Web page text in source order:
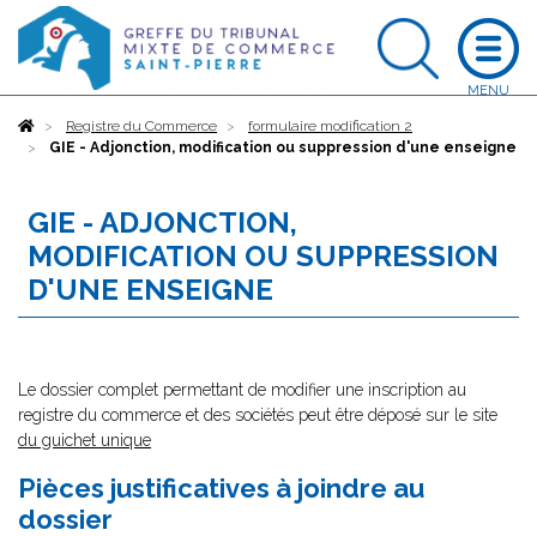
AccueilRegistre du Commerce
formulaire modification 2
GIE - Adjonction, modification ou suppression d'une enseigne
GIE - ADJONCTION,
MODIFICATION OU SUPPRESSION
D'UNE ENSEIGNE
Le dossier complet permettant de modifier une inscription au
registre du commerce et des sociétés peut être déposé sur le site
du guichet unique
Pièces justificatives à joindre au
dossier